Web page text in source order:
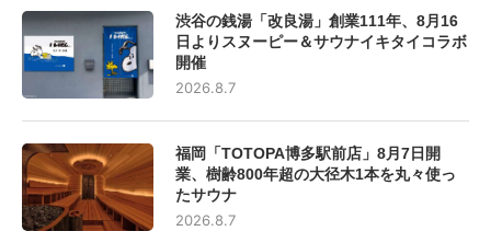
渋谷の銭湯「改良湯」創業111年、8月16
日よりスヌーピー＆サウナイキタイコラボ
開催
2026.8.7
福岡「TOTOPA博多駅前店」8月7日開
業、樹齢800年超の大径木1本を丸々使っ
たサウナ
2026.8.7